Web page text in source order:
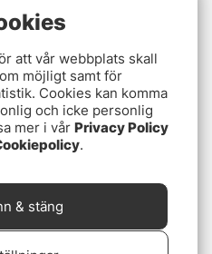
att vår webbplats skall
möjligt samt för
Cookies kan komma
och icke personlig
mer i vår Privacy Policy
.
& stäng